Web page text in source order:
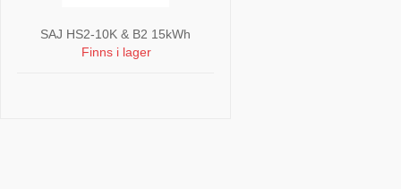
SAJ HS2-10K & B2 15kWh
Finns i lager